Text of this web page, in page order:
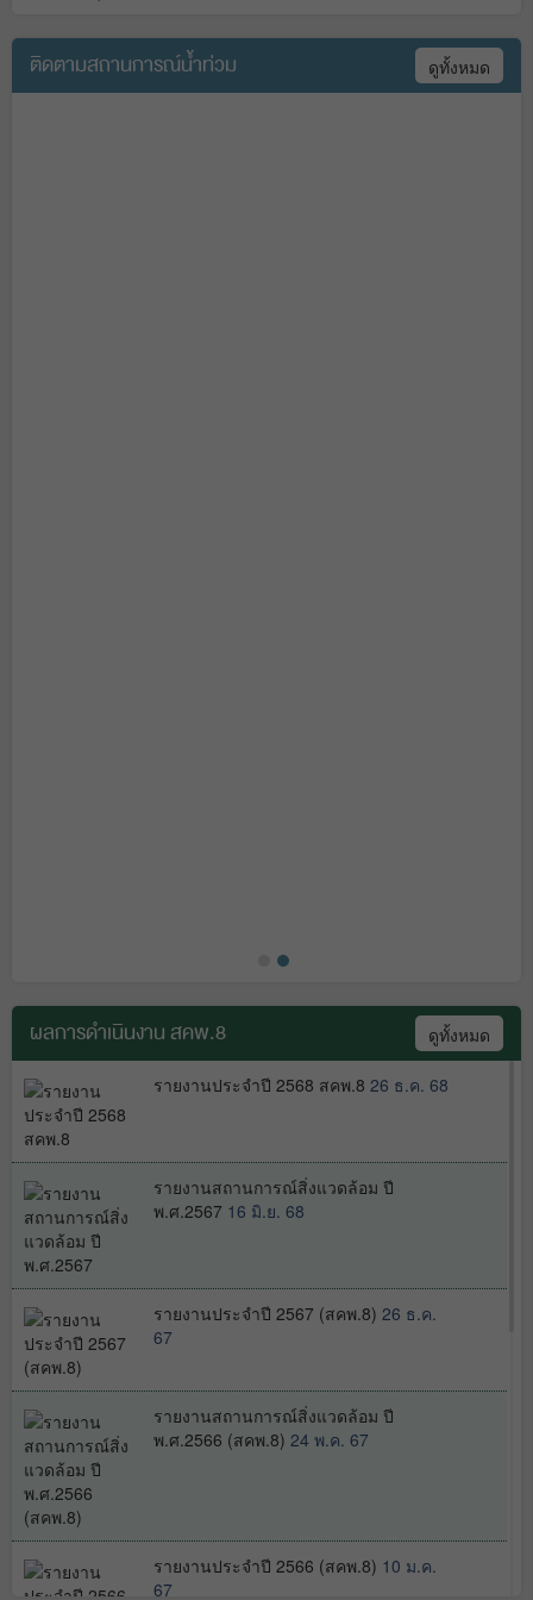
ติดตามสถานการณ์น้ำท่วม ดูทั้งหมด
ผลการดำเนินงาน สคพ.8 ดูทั้งหมด
รายงานประจำปี 2568 สคพ.8 26 ธ.ค. 68
รายงานสถานการณ์สิ่งแวดล้อม ปี
พ.ศ.2567 16 มิ.ย. 68
รายงานประจำปี 2567 (สคพ.8) 26 ธ.ค.
67
รายงานสถานการณ์สิ่งแวดล้อม ปี
พ.ศ.2566 (สคพ.8) 24 พ.ค. 67
รายงานประจำปี 2566 (สคพ.8) 10 ม.ค.
67